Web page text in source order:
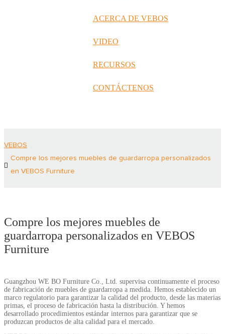
français
ACERCA DE VEBOS
VIDEO
RECURSOS
CONTÁCTENOS
VEBOS
Compre los mejores muebles de guardarropa personalizados
en VEBOS Furniture
Compre los mejores muebles de
guardarropa personalizados en VEBOS
Furniture
Guangzhou WE BO Furniture Co., Ltd. supervisa continuamente el proceso
de fabricación de muebles de guardarropa a medida. Hemos establecido un
marco regulatorio para garantizar la calidad del producto, desde las materias
primas, el proceso de fabricación hasta la distribución. Y hemos
desarrollado procedimientos estándar internos para garantizar que se
produzcan productos de alta calidad para el mercado.